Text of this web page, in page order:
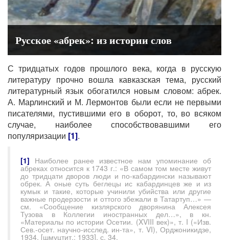
Русское «абрек»: из истории слов
С тридцатых годов прошлого века, когда в русскую
литературу прочно вошла кавказская тема, русский
литературный язык обогатился новым словом: абрек.
А. Марлинский и М. Лермонтов были если не первыми
писателями, пустившими его в оборот, то, во всяком
случае, наиболее способствовавшими его
популяризации [1].
[1] Наиболее ранее известное нам упоминание об
абреках относится к 1743 г.: «В самом том месте живут
до тридцати дворов люди и по-кабардински называют
обрек. А оные суть беглецы ис кабардинцев же и из
кумык и такие, которые учинили убийства или другие
важные продерзости и оттого збежали в Татартуп…» —
см. «Сообщение кизлярского дворянина Алексея
Тузова в Коллегии иностранных дел…», в кн.
«Материалы по истории Осетии. (XVIII век)», т. I («Изв.
Сев.-осет. научно-исслед. ин-та», т. VI), Орджоникидзе,
1934, [шмуцтит.: 1933], с. 34.